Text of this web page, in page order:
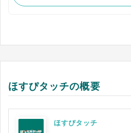
ほすぴタッチの概要
ほすぴタッチ